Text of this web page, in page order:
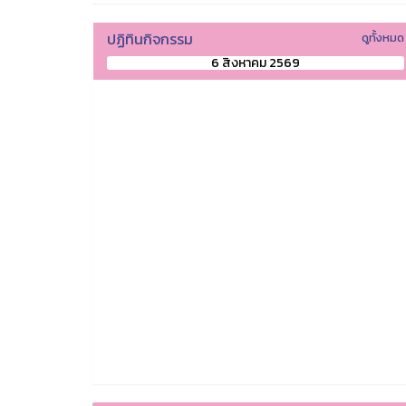
ปฏิทินกิจกรรม ดูทั้งหมด
6 สิงหาคม 2569